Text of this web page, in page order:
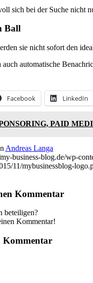
sich bei der Suche nicht
Ball
sie nicht sofort den
auch automatische
Facebook LinkedIn
PAID
Andreas Langa
business-blog.de/wp-
11/mybusinessblog-
Kommentar
beteiligen?
Kommentar!
Kommentar